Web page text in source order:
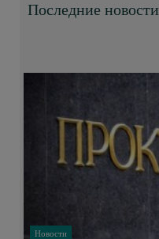
Последние новости
Новости